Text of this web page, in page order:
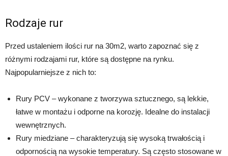
Rodzaje rur
Przed ustaleniem ilości rur na 30m2, warto zapoznać się z
różnymi rodzajami rur, które są dostępne na rynku.
Najpopularniejsze z nich to:
Rury PCV – wykonane z tworzywa sztucznego, są lekkie,
łatwe w montażu i odporne na korozję. Idealne do instalacji
wewnętrznych.
Rury miedziane – charakteryzują się wysoką trwałością i
odpornością na wysokie temperatury. Są często stosowane w